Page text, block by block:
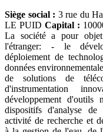
Siège social : 3 rue du
LE PUID Capital :
La société a pour
l'étranger: - le
déploiement de
données
de solutions de
d'instrumentation
développement d'outils
dispositifs d'analyse
activité de recherche et